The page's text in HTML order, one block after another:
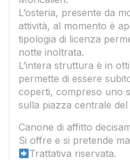
L’osteria, presente da
attività, al momento è
tipologia di licenza
notte inoltrata.
L’intera struttura è in
permette di essere
coperti, compreso uno
sulla piazza centrale
Canone di affitto
Si offre e si pretende
Trattativa riservata.